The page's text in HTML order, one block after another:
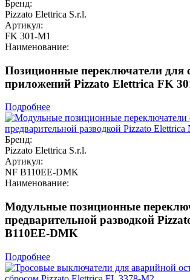
Бренд:
Pizzato Elettrica S.r.l.
Артикул:
FK 301-M1
Наименование:
Позиционные переключатели для
приложений Pizzato Elettrica FK
Подробнее
Бренд:
Pizzato Elettrica S.r.l.
Артикул:
NF B110EE-DMK
Наименование:
Модульные позиционные
предварительной разводкой
B110EE-DMK
Подробнее